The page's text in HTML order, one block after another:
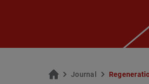
Jour­nal